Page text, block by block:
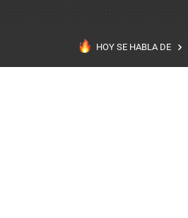
HOY SE HABLA DE